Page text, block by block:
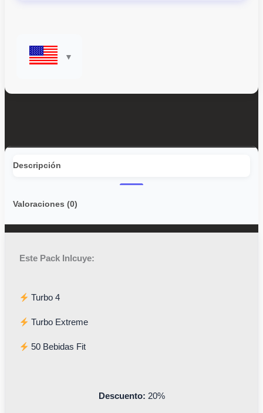
Descripción
Valoraciones (0)
Este Pack Inlcuye:
Turbo 4
Turbo Extreme
50 Bebidas Fit
Descuento: 20%